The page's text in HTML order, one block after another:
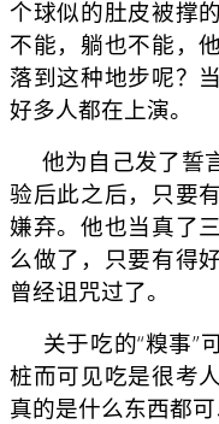
个球似的肚皮被撑
不能，躺也不能，
落到这种地步呢？
好多人都在上演。
他为自己发了誓
验后此之后，只要
嫌弃。他也当真了
么做了，只要有得
曾经诅咒过了。
关于吃的“糗事”
桩而可见吃是很考
真的是什么东西都可